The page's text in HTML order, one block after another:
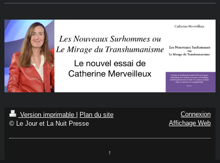
Version imprimable
Plan du site
© Le Jour et La Nuit Presse
Connexion
Affichage Web
↑